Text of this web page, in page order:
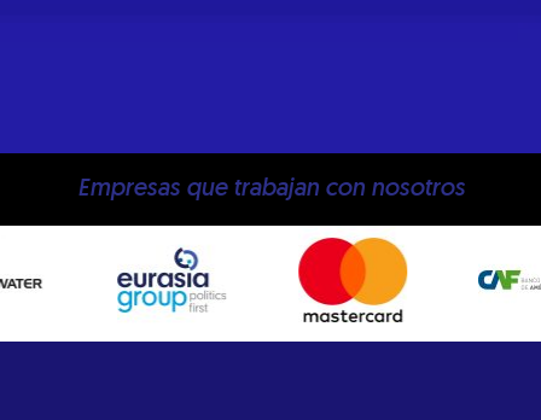
Empresas que trabajan con nosotros